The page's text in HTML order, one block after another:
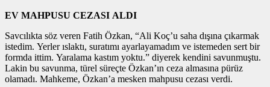
EV MAHPUSU CEZASI ALDI
Savcılıkta söz veren Fatih Özkan, “Ali Koç’u saha dışına çıkarmak
istedim. Yerler ıslaktı, suratımı ayarlayamadım ve istemeden sert bir
formda ittim. Yaralama kastım yoktu.” diyerek kendini savunmuştu.
Lakin bu savunma, türel süreçte Özkan’ın ceza almasına pürüz
olamadı. Mahkeme, Özkan’a mesken mahpusu cezası verdi.